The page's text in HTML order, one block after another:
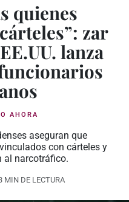
quienes
zar
lanza
AHORA
aseguran que
con cárteles y
al narcotráfico.
MIN DE LECTURA